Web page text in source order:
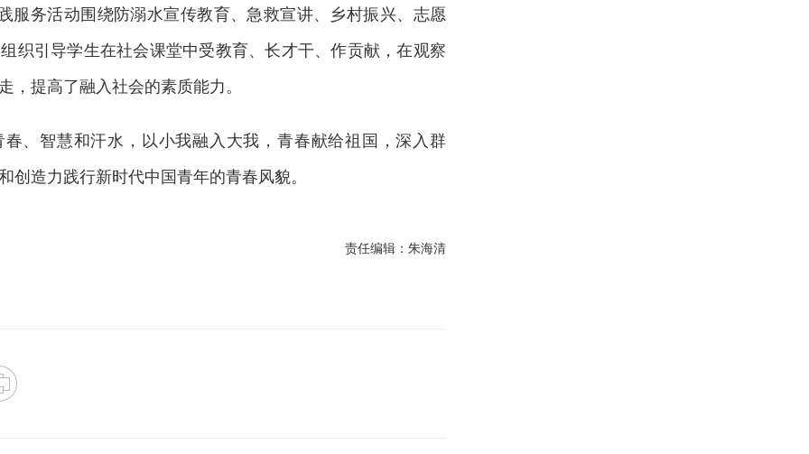
服务活动围绕防溺水宣传教育、急救宣讲、乡村振兴、志愿
织引导学生在社会课堂中受教育、长才干、作贡献，在观察
提高了融入社会的素质能力。
、智慧和汗水，以小我融入大我，青春献给祖国，深入群
创造力践行新时代中国青年的青春风貌。
责任编辑：朱海清